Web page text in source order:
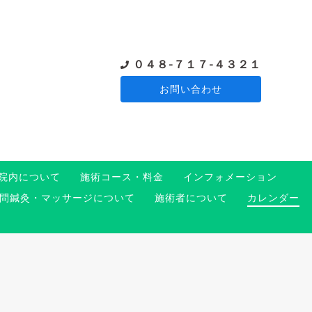
０４８-７１７-４３２１
お問い合わせ
内について 施術コース・料金
インフォメーション
問鍼灸・マッサージについて 施術者について
カレンダー